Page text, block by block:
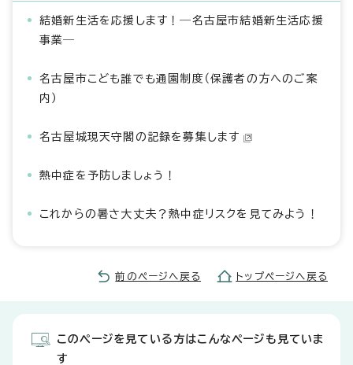
結婚新生活を応援します！―名古屋市結婚新生活応援
事業―
名古屋市こども誰でも通園制度（保護者の方へのご案
内）
名古屋城現天守閣の記録を募集します
熱中症を予防しましょう！
これからの暑さ大丈夫？熱中症リスクを見てみよう！
前のページへ戻る トップページへ戻る
このページを見ている方はこんなページも見ていま
す